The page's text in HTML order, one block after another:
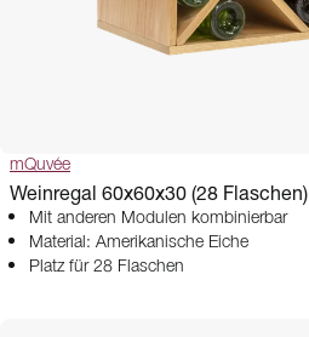
mQuvée
Weinregal 60x60x30 (28 Flaschen)
Mit anderen Modulen kombinierbar
Material: Amerikanische Eiche
Platz für 28 Flaschen